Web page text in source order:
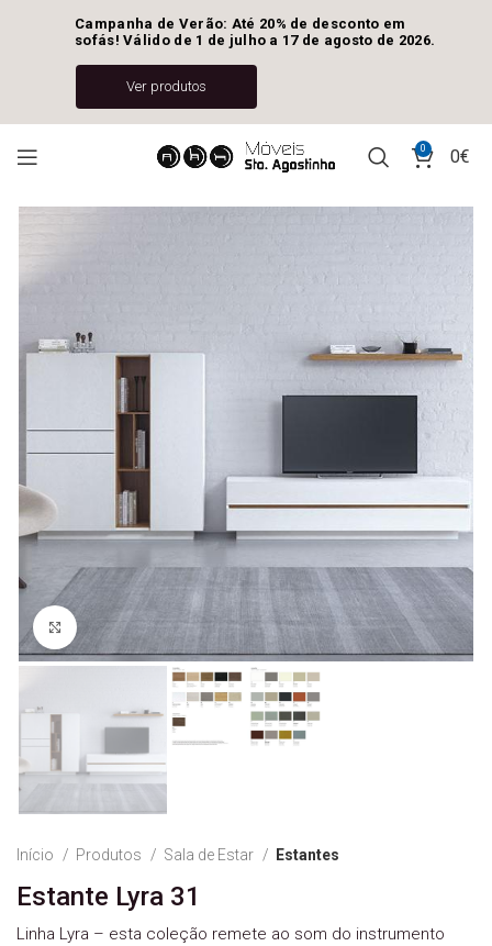
0 0€
Ver Imagem
Início Produtos Sala de Estar Estantes
Estante Lyra 31
Linha Lyra – esta coleção remete ao som do instrumento
Campanha de Verão: Até 20% de desconto em
sofás! Válido de 1 de julho a 17 de agosto de 2026.
Ver produtos